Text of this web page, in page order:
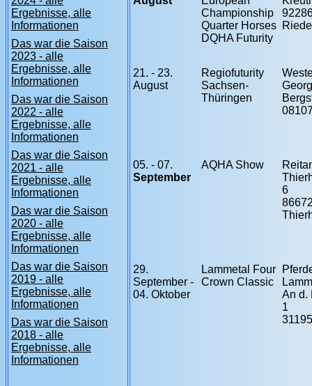
Ergebnisse, alle
Informationen
Das war die Saison
2023 - alle
Ergebnisse, alle
Informationen
Das war die Saison
2022 - alle
Ergebnisse, alle
Informationen
Das war die Saison
2021 - alle
Ergebnisse, alle
Informationen
Das war die Saison
2020 - alle
Ergebnisse, alle
Informationen
Das war die Saison
2019 - alle
Ergebnisse, alle
Informationen
Das war die Saison
2018 - alle
Ergebnisse, alle
Informationen
Championship
Quarter Horses
DQHA Futurity
21. - 23.
August
Regiofuturity
Sachsen-
Thüringen
05. - 07.
September
AQHA Show
6
29.
September -
04. Oktober
Lammetal Four
Crown Classic
An d.
1